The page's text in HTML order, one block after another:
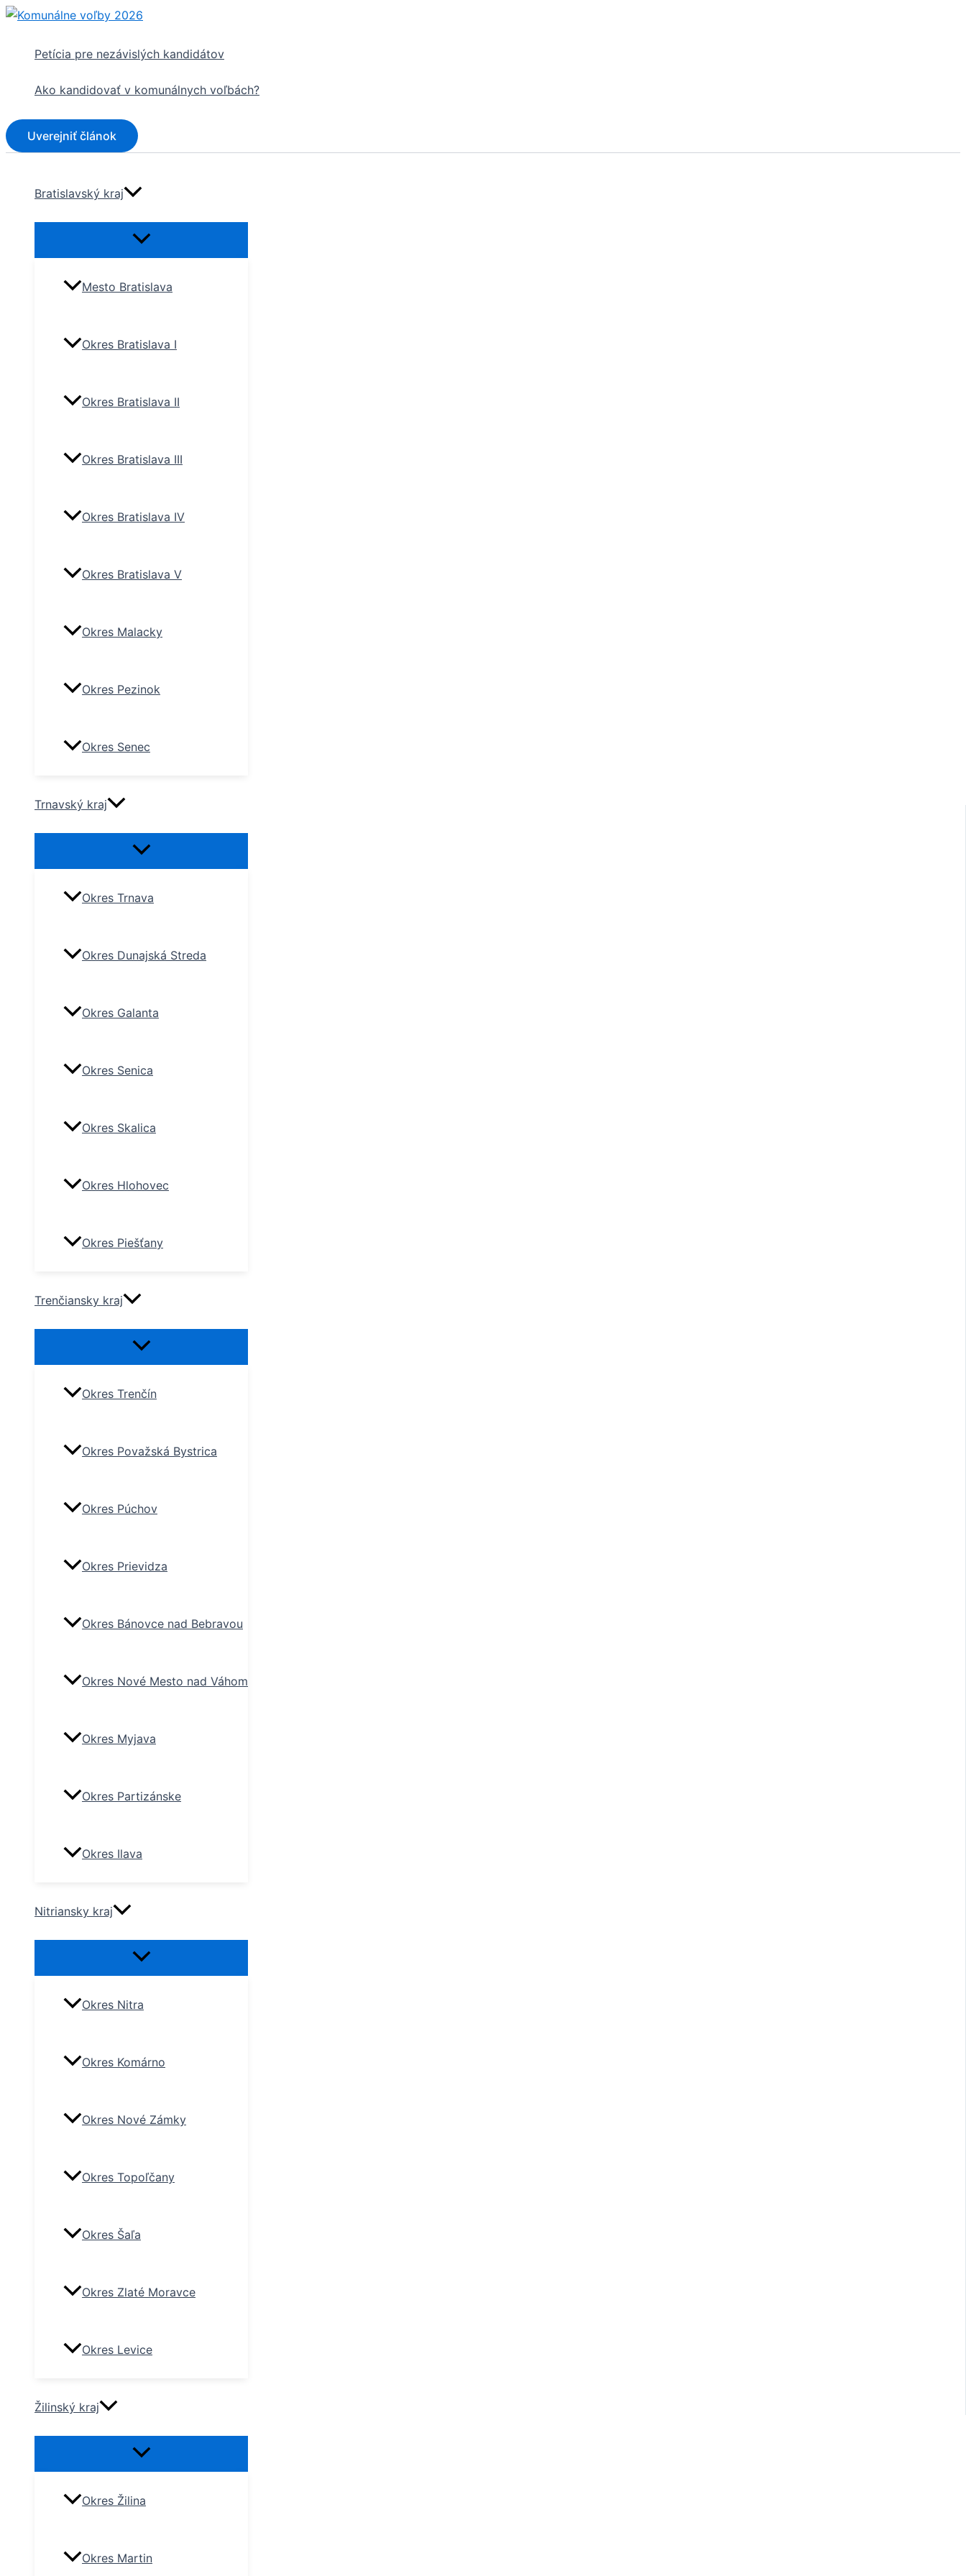
Preskočiť
obsahPetícia pre nezávislých kandidátov
Ako kandidovať v komunálnych voľbách?
Uverejniť článok
Bratislavský kraj
Mesto Bratislava
Okres Bratislava I
Okres Bratislava II
Okres Bratislava III
Okres Bratislava IV
Okres Bratislava V
Okres Malacky
Okres Pezinok
Okres Senec
Trnavský kraj
Okres Trnava
Okres Dunajská Streda
Okres Galanta
Okres Senica
Okres Skalica
Okres Hlohovec
Okres Piešťany
Trenčiansky kraj
Okres Trenčín
Okres Považská Bystrica
Okres Púchov
Okres Prievidza
Okres Bánovce nad Bebravou
Okres Nové Mesto nad Váhom
Okres Myjava
Okres Partizánske
Okres Ilava
Nitriansky kraj
Okres Nitra
Okres Komárno
Okres Nové Zámky
Okres Topoľčany
Okres Šaľa
Okres Zlaté Moravce
Okres Levice
Žilinský kraj
Okres Žilina
Okres Martin